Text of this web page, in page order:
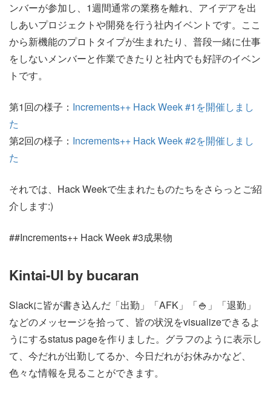
ンバーが参加し、1週間通常の業務を離れ、アイデアを出
しあいプロジェクトや開発を行う社内イベントです。ここ
から新機能のプロトタイプが生まれたり、普段一緒に仕事
をしないメンバーと作業できたりと社内でも好評のイベン
トです。
第1回の様子： Increments++ Hack Week #1を開催しまし
た
第2回の様子： Increments++ Hack Week #2を開催しまし
た
それでは、Hack Weekで生まれたものたちをさらっとご紹
介します:)
##Increments++ Hack Week #3成果物
Kintai-UI by bucaran
Slackに皆が書き込んだ「出勤」「AFK」「🍚」「退勤」
などのメッセージを拾って、皆の状況をvisualizeできるよ
うにするstatus pageを作りました。グラフのように表示し
て、今だれが出勤してるか、今日だれがお休みかなど、
色々な情報を見ることができます。